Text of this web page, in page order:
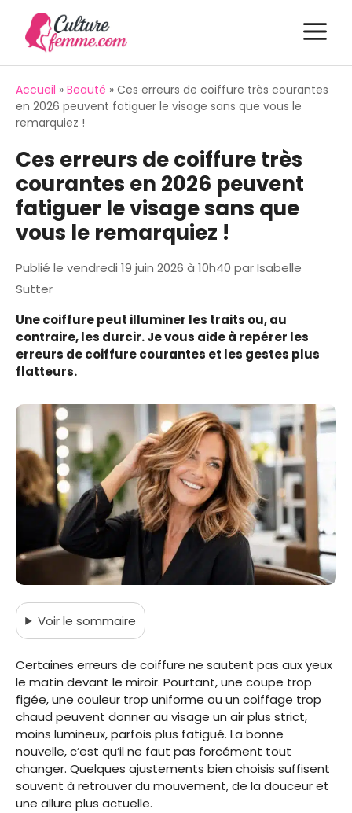
contenu
Accueil » Beauté » Ces erreurs de coiffure très courantes
en 2026 peuvent fatiguer le visage sans que vous le
remarquiez !
Ces erreurs de coiffure très
courantes en 2026 peuvent
fatiguer le visage sans que
vous le remarquiez !
Publié le vendredi 19 juin 2026 à 10h40 parIsabelle
Sutter
Une coiffure peut illuminer les traits ou, au
contraire, les durcir. Je vous aide à repérer les
erreurs de coiffure courantes et les gestes plus
flatteurs.
Voirle sommaire
Certaines erreurs de coiffure ne sautent pas aux yeux
le matin devant le miroir. Pourtant, une coupe trop
figée, une couleur trop uniforme ou un coiffage trop
chaud peuvent donner au visage un air plus strict,
moins lumineux, parfois plus fatigué. La bonne
nouvelle, c’est qu’il ne faut pas forcément tout
changer. Quelques ajustements bien choisis suffisent
souvent à retrouver du mouvement, de la douceur et
une allure plus actuelle.